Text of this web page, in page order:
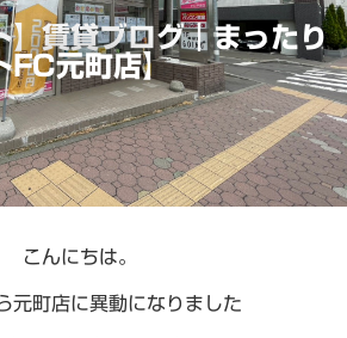
】賃貸ブログ｜まったり
FC元町店】
こんにちは。
元町店に異動になりました